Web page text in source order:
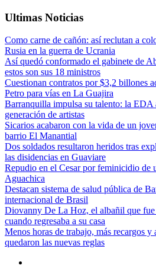
Ultimas Noticias
Como carne de cañón: así reclutan a
Rusia en la guerra de Ucrania
Así quedó conformado el gabinete de
estos son sus 18 ministros
Cuestionan contratos por $3,2 billones
Petro para vías en La Guajira
Barranquilla impulsa su talento: la EDA
generación de artistas
Sicarios acabaron con la vida de un
barrio El Manantial
Dos soldados resultaron heridos tras
las disidencias en Guaviare
Repudio en el Cesar por feminicidio de
Aguachica
Destacan sistema de salud pública de
internacional de Brasil
Diovanny De La Hoz, el albañil que
cuando regresaba a su casa
Menos horas de trabajo, más recargos
quedaron las nuevas reglas